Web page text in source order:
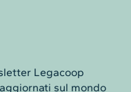
Legacoop
sul mondo